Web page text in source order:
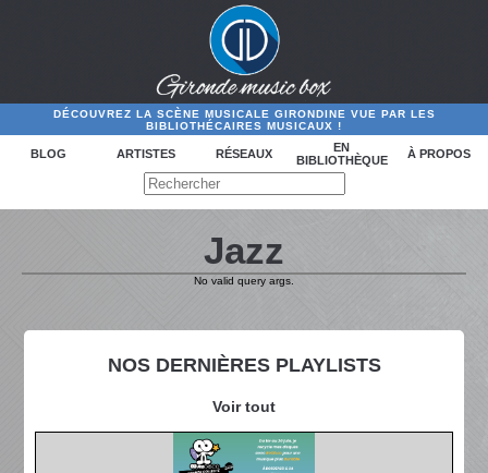
DÉCOUVREZ LA SCÈNE MUSICALE GIRONDINE VUE PAR LES
BIBLIOTHÉCAIRES MUSICAUX !
BLOG ARTISTES RÉSEAUX
EN
BIBLIOTHÈQUE
À PROPOS
NOS DERNIÈRES PLAYLISTS
Voir tout
Jazz
No valid query args.